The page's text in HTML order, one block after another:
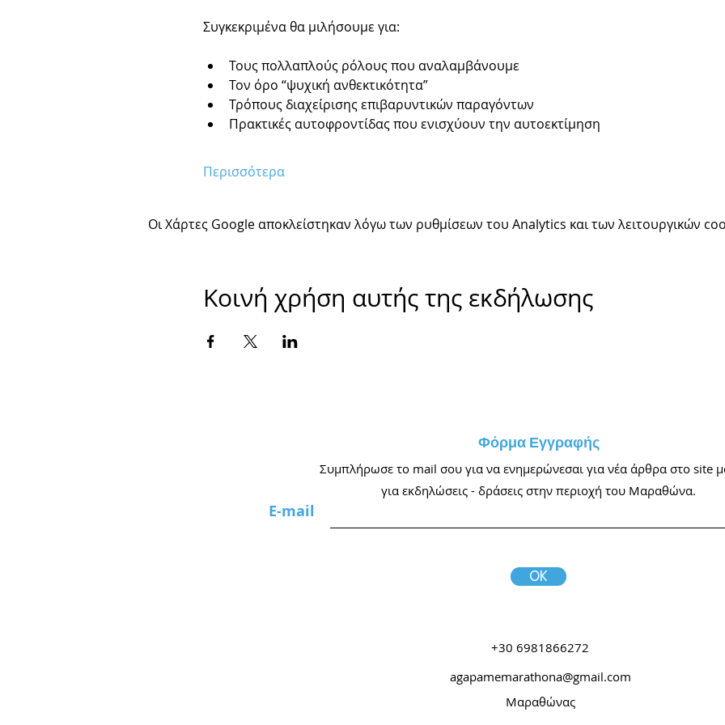
Συγκεκριμένα θα μιλήσουμε για:
Τους πολλαπλούς ρόλους που αναλαμβάνουμε
Τον όρο “ψυχική ανθεκτικότητα”
Τρόπους διαχείρισης επιβαρυντικών παραγόντων
Πρακτικές αυτοφροντίδας που ενισχύουν την αυτοεκτίμηση
Περισσότερα
Οι Χάρτες Google αποκλείστηκαν λόγω των ρυθμίσεων του Analytics και των λειτουργικών
Κοινή χρήση αυτής της εκδήλωσης
Συμπλήρωσε το mail σου για να ενημερώνεσαι για νέα άρθρα στο site
για εκδηλώσεις - δράσεις στην περιοχή του Μαραθώνα.
Φόρμα Εγγραφής
Ε-mail
OK
+30 6981866272
agapamemarathona@gmail.com
Μαραθώνας